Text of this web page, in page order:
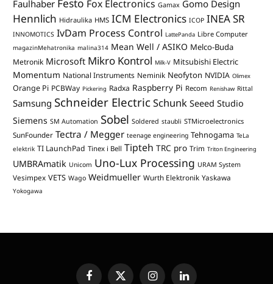
Faulhaber Festo Fox Electronics Gamax Gomo Design
Hennlich Hidraulika HMS ICM Electronics ICOP INEA SR
INNOMOTICS IvDam Process Control LattePanda Libre Computer
magazinMehatronika malina314 Mean Well / ASIKO Melco-Buda
Metronik Microsoft Mikro Kontrol Milk-V Mitsubishi Electric
Momentum National Instruments Neminik Neofyton NVIDIA Olimex
Orange Pi PCBWay Pickering Radxa Raspberry Pi Recom Renishaw Rittal
Samsung Schneider ElectricSchunk Seeed Studio
Siemens SM Automation Sobel Soldered staubli STMicroelectronics
SunFounder Tectra / Megger teenage engineering Tehnogama TeLa
elektrik TI LaunchPad Tinex i Bell Tipteh TRC pro Trim Triton Engineering
UMBRAmatik Unicom Uno-Lux Processing URAM System
Vesimpex VETS Wago Weidmueller Wurth Elektronik Yaskawa
Yokogawa
FacebookX InstagramLinkedIn